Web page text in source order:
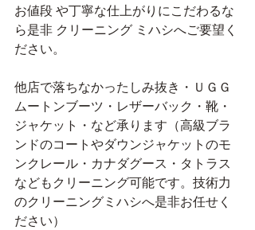
お値段 や丁寧な仕上がりにこだわるな
ら是非 クリーニング ミハシへご要望く
ださい。
他店で落ちなかったしみ抜き・ＵＧＧ
ムートンブーツ・レザーバック・靴・
ジャケット・など承ります（高級ブラ
ンドのコートやダウンジャケットのモ
ンクレール・カナダグース・タトラス
などもクリーニング可能です。技術力
のクリーニングミハシへ是非お任せく
ださい）